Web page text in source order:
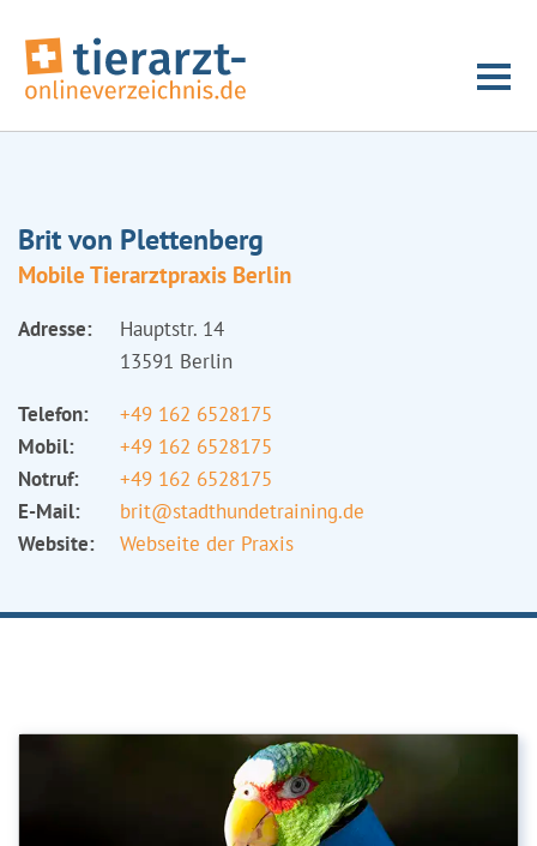
Brit von Plettenberg
Mobile Tierarztpraxis Berlin
Adresse:
Hauptstr. 14
13591 Berlin
Telefon:
+49 162 6528175
Mobil:
+49 162 6528175
Notruf:
+49 162 6528175
E-Mail:
brit@stadthundetraining.de
Website:
Webseite der Praxis